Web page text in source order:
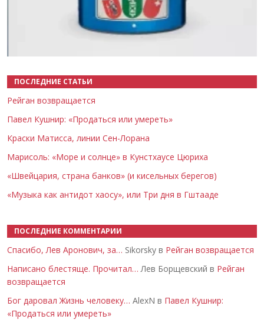
ПОСЛЕДНИЕ СТАТЬИ
Рейган возвращается
Павел Кушнир: «Продаться или умереть»
Краски Матисса, линии Сен-Лорана
Марисоль: «Море и солнце» в Кунстхаусе Цюриха
«Швейцария, страна банков» (и кисельных берегов)
«Музыка как антидот хаосу», или Три дня в Гштааде
ПОСЛЕДНИЕ КОММЕНТАРИИ
Спасибо, Лев Аронович, за… Sikorsky в Рейган возвращается
Написано блестяще. Прочитал… Лев Борщевский в Рейган
возвращается
Бог даровал Жизнь человеку… AlexN в Павел Кушнир:
«Продаться или умереть»